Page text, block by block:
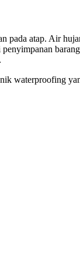
pada atap. Air
waterproofing